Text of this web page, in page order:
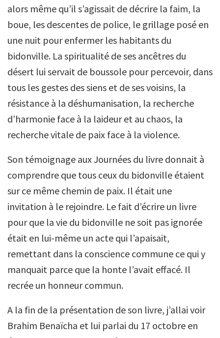
alors même qu’il s’agissait de décrire la faim, la
boue, les descentes de police, le grillage posé en
une nuit pour enfermer les habitants du
bidonville. La spiritualité de ses ancêtres du
désert lui servait de boussole pour percevoir, dans
tous les gestes des siens et de ses voisins, la
résistance à la déshumanisation, la recherche
d’harmonie face à la laideur et au chaos, la
recherche vitale de paix face à la violence.
Son témoignage aux Journées du livre donnait à
comprendre que tous ceux du bidonville étaient
sur ce même chemin de paix. Il était une
invitation à le rejoindre. Le fait d’écrire un livre
pour que la vie du bidonville ne soit pas ignorée
était en lui-même un acte qui l’apaisait,
remettant dans la conscience commune ce qui y
manquait parce que la honte l’avait effacé. Il
recrée un honneur commun.
A la fin de la présentation de son livre, j’allai voir
Brahim Benaïcha et lui parlai du 17 octobre en